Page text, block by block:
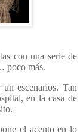
con una serie de
poco más.
escenarios. Tan
en la casa de
el acento en lo